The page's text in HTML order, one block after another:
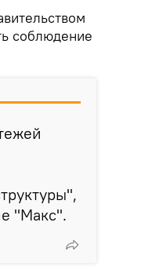
соблюдение
"Макс".